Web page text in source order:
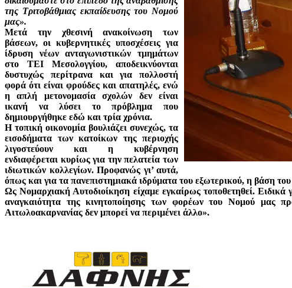
της Τριτοβάθμιας εκπαίδευσης του Νομού
μας».
Μετά την χθεσινή ανακοίνωση των
βάσεων, οι κυβερνητικές υποσχέσεις για
ίδρυση νέων ανταγωνιστικών τμημάτων
στο ΤΕΙ Μεσολογγίου, αποδεικνύονται
δυστυχώς περίτρανα και για πολλοστή
φορά ότι είναι φρούδες και απατηλές, ενώ
η απλή μετονομασία σχολών δεν είναι
ικανή να λύσει το πρόβλημα που
δημιουργήθηκε εδώ και τρία χρόνια.
Η τοπική οικονομία βουλιάζει συνεχώς, τα
εισοδήματα των κατοίκων της περιοχής
λιγοστεύουν και η κυβέρνηση
ενδιαφέρεται κυρίως για την πελατεία των
ιδιωτικών κολλεγίων. Προφανώς γι’ αυτά,
όπως και για τα πανεπιστημιακά ιδρύματα του εξωτερικού, η βάση
Ως Νομαρχιακή Αυτοδιοίκηση είχαμε εγκαίρως τοποθετηθεί. Ειδικά
αναγκαιότητα της κινητοποίησης των φορέων του Νομού μας
Αιτωλοακαρνανίας δεν μπορεί να περιμένει άλλο».